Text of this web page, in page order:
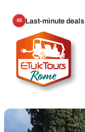
65 Last-minute deals